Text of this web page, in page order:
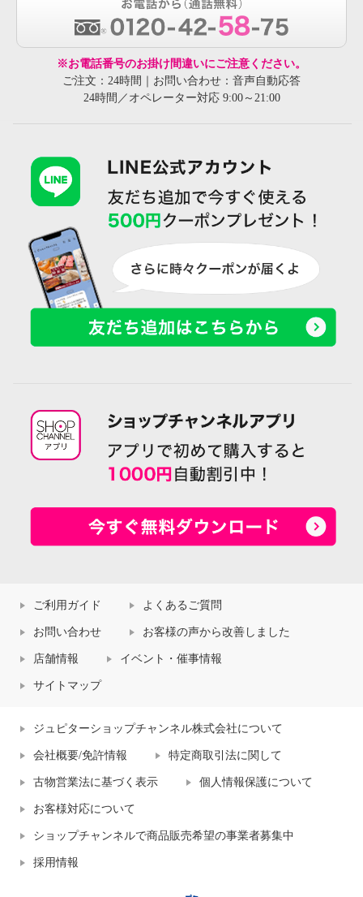
※お電話番号のお掛け間違いにご注意ください。
ご注文：24時間｜お問い合わせ：音声自動応答
24時間／オペレーター対応 9:00～21:00
ご利用ガイド よくあるご質問
お問い合わせ お客様の声から改善しました
店舗情報 イベント・催事情報
サイトマップ
ジュピターショップチャンネル株式会社について
会社概要/免許情報 特定商取引法に関して
古物営業法に基づく表示 個人情報保護について
お客様対応について
ショップチャンネルで商品販売希望の事業者募集中
採用情報